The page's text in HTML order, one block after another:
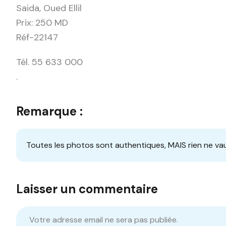
Saida, Oued Ellil
Prix: 250 MD
Réf-22147
Tél. 55 633 000
.
Remarque :
Toutes les photos sont authentiques, MAIS rien ne
Laisser un commentaire
Votre adresse email ne sera pas publiée.